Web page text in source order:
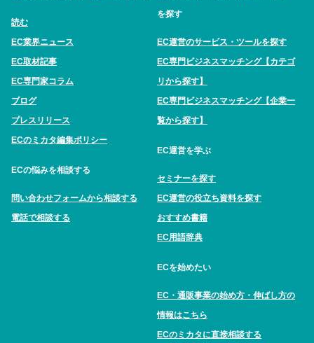
読む
EC業界ニュース
EC取材記事
EC専門家コラム
ブログ
プレスリリース
ECのミカタ編集ポリシー
ECの悩みを相談する
問い合わせフォームから相談する
電話で相談する
を探す
EC運営のサービス・ツールを探す
EC専門ビジネスマッチング【カテゴ
リから探す】
EC専門ビジネスマッチング【企業一
覧から探す】
EC運営を学ぶ
セミナーを探す
EC運営の役立ち資料を探す
おすすめ書籍
EC用語辞典
ECを始めたい
EC・通販事業の始め方・伸ばし方の
情報はこちら
ECのミカタに直接相談する